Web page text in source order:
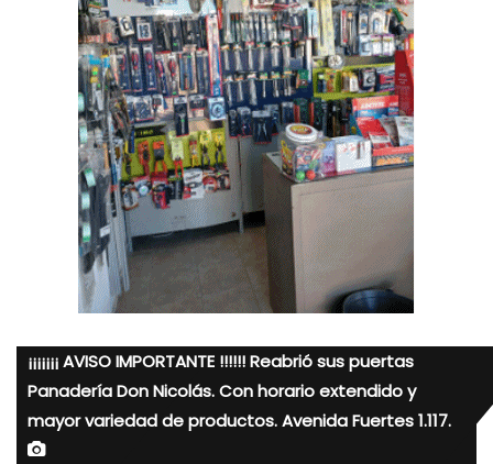
¡¡¡¡¡¡¡ AVISO IMPORTANTE !!!!!! Reabrió sus puertas
Panadería Don Nicolás. Con horario extendido y
mayor variedad de productos. Avenida Fuertes 1.117.